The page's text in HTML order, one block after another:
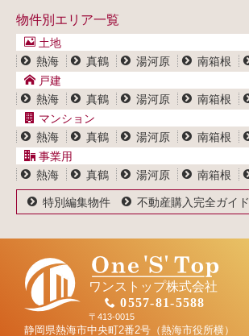
事業用物件一覧
マンション一覧
事業用物件一覧
ブログ
プライバシーポリシー
サイトポリシー
物件別エリア一覧
土地
熱海
真鶴 湯河原 南箱根
戸建
熱海
真鶴 湯河原 南箱根
マンション
熱海
真鶴 湯河原 南箱根
事業用
熱海
真鶴 湯河原 南箱根
特別編集物件 不動産購入完全ガイド
ワンストップ株式会社
0557-81-5588
〒413-0015
静岡県熱海市中央町2番2号（熱海市役所横）